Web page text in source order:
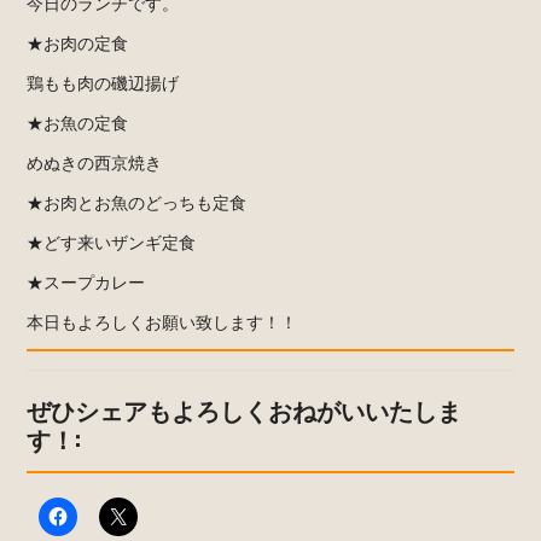
★お肉の定食
鶏もも肉の磯辺揚げ
★お魚の定食
めぬきの西京焼き
★お肉とお魚のどっちも定食
★どす来いザンギ定食
★スープカレー
本日もよろしくお願い致します！！
ぜひシェアもよろしくおねがいいたしま
す！: